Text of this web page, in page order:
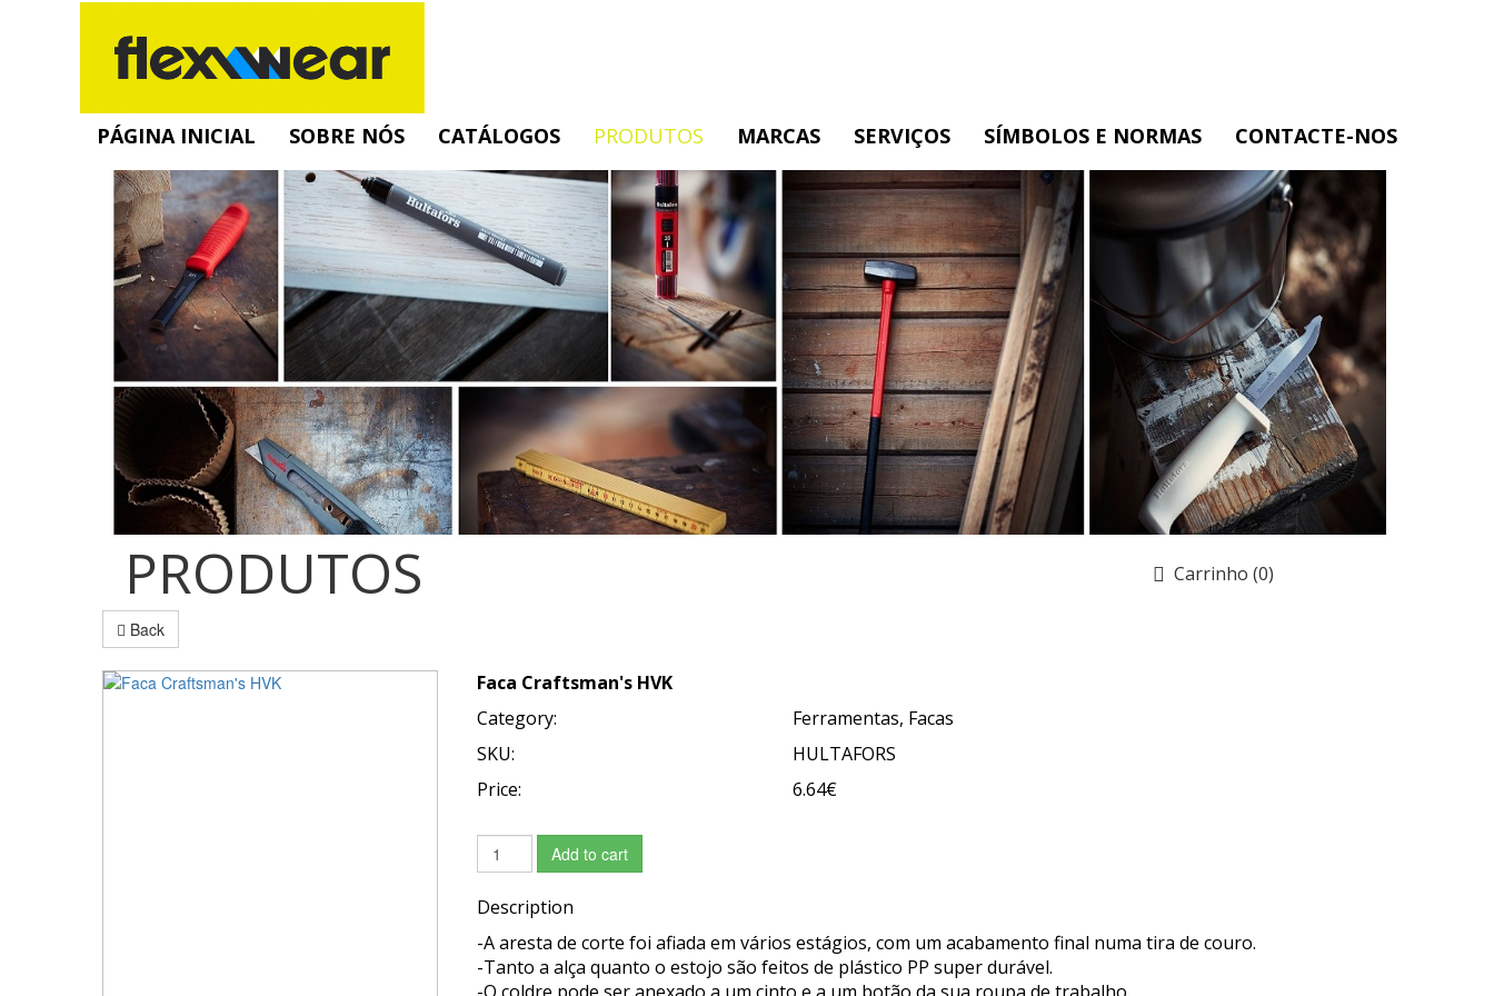
PÁGINA INICIAL SOBRE NÓS CATÁLOGOS PRODUTOS MARCAS SERVIÇOS SÍMBOLOS E NORMAS CONTACTE-NOS
PRODUTOS Carrinho (0)
Back
Faca Craftsman's HVK
Category:
Ferramentas, Facas
SKU:
HULTAFORS
Price:
6.64€
Add to cart
Description
-A aresta de corte foi afiada em vários estágios, com um acabamento final numa tira de couro.
-Tanto a alça quanto o estojo são feitos de plástico PP super durável.